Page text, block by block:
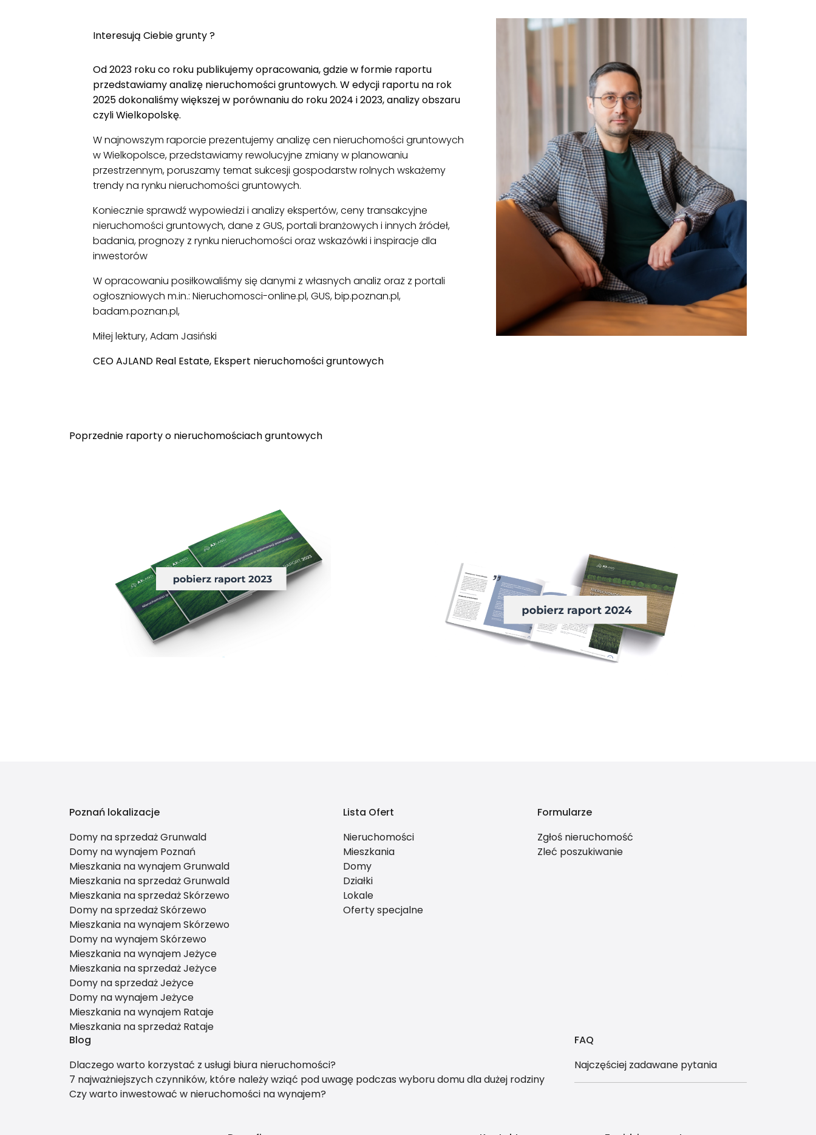
Interesują Ciebie grunty ?
Od 2023 roku co roku publikujemy opracowania, gdzie w formie raportu
przedstawiamy analizę nieruchomości gruntowych. W edycji raportu na rok
2025 dokonaliśmy większej w porównaniu do roku 2024 i 2023, analizy obszaru
czyli Wielkopolskę.
W najnowszym raporcie prezentujemy analizę cen nieruchomości gruntowych
w Wielkopolsce, przedstawiamy rewolucyjne zmiany w planowaniu
przestrzennym, poruszamy temat sukcesji gospodarstw rolnych wskażemy
trendy na rynku nieruchomości gruntowych.
Koniecznie sprawdź wypowiedzi i analizy ekspertów, ceny transakcyjne
nieruchomości gruntowych, dane z GUS, portali branżowych i innych źródeł,
badania, prognozy z rynku nieruchomości oraz wskazówki i inspiracje dla
inwestorów
W opracowaniu posiłkowaliśmy się danymi z własnych analiz oraz z portali
ogłoszniowych m.in.: Nieruchomosci-online.pl, GUS, bip.poznan.pl,
badam.poznan.pl,
Miłej lektury, Adam Jasiński
CEO AJLAND Real Estate, Ekspert nieruchomości gruntowych
Poprzednie raporty o nieruchomościach gruntowych
Poznań lokalizacje
Domy na sprzedaż Grunwald
Domy na wynajem Poznań
Mieszkania na wynajem Grunwald
Mieszkania na sprzedaż Grunwald
Mieszkania na sprzedaż Skórzewo
Domy na sprzedaż Skórzewo
Mieszkania na wynajem Skórzewo
Domy na wynajem Skórzewo
Mieszkania na wynajem Jeżyce
Mieszkania na sprzedaż Jeżyce
Domy na sprzedaż Jeżyce
Domy na wynajem Jeżyce
Mieszkania na wynajem Rataje
Mieszkania na sprzedaż Rataje
Lista Ofert
Nieruchomości
Mieszkania
Domy
Działki
Lokale
Oferty specjalne
Formularze
Zgłoś nieruchomość
Zleć poszukiwanie
Blog
Dlaczego warto korzystać z usługi biura nieruchomości?
7 najważniejszych czynników, które należy wziąć pod uwagę podczas wyboru domu dla dużej rodziny
Czy warto inwestować w nieruchomości na wynajem?
FAQ
Najczęściej zadawane pytania